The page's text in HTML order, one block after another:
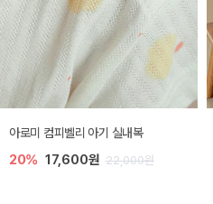
아로미 컴피벨리 아기 실내복
20% 17,600원 22,000원